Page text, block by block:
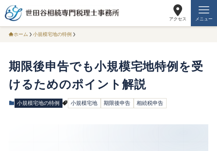
アクセス メニュー
ホーム 小規模宅地の特例
期限後申告でも小規模宅地特例を受
けるためのポイント解説
小規模宅地の特例 小規模宅地 期限後申告 相続税申告